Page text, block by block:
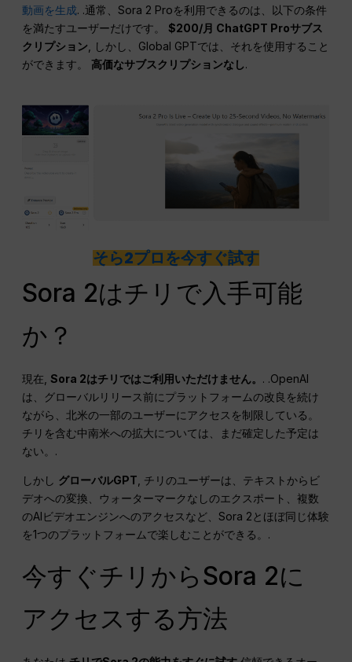
動画を生成. .通常、Sora 2 Proを利用できるのは、以下の条件
を満たすユーザーだけです。$200/月 ChatGPT Proサブス
クリプション, しかし、Global GPTでは、それを使用すること
ができます。高価なサブスクリプションなし.
そら2プロを今すぐ試す
Sora 2はチリで入手可能
か？
現在,Sora 2はチリではご利用いただけません。 . .OpenAI
は、グローバルリリース前にプラットフォームの改良を続け
ながら、北米の一部のユーザーにアクセスを制限している。
チリを含む中南米への拡大については、まだ確定した予定は
ない。.
しかし グローバルGPT , チリのユーザーは、テキストからビ
デオへの変換、ウォーターマークなしのエクスポート、複数
のAIビデオエンジンへのアクセスなど、Sora 2とほぼ同じ体験
を1つのプラットフォームで楽しむことができる。.
今すぐチリからSora 2に
アクセスする方法